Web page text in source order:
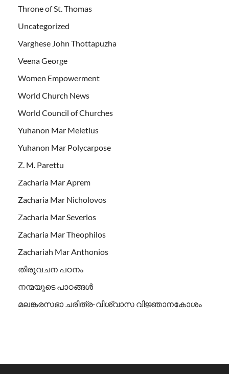
Throne of St. Thomas
Uncategorized
Varghese John Thottapuzha
Veena George
Women Empowerment
World Church News
World Council of Churches
Yuhanon Mar Meletius
Yuhanon Mar Polycarpose
Z. M. Parettu
Zacharia Mar Aprem
Zacharia Mar Nicholovos
Zacharia Mar Severios
Zacharia Mar Theophilos
Zachariah Mar Anthonios
തിരുവചന പഠനം
നന്മയുടെ പാഠങ്ങള്‍
മലങ്കരസഭാ ചരിത്ര-വിശ്വാസ വിജ്ഞാനകോശം